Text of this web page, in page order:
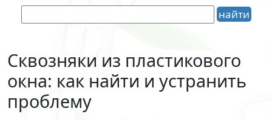
Сквозняки из пластикового
окна: как найти и устранить
проблему